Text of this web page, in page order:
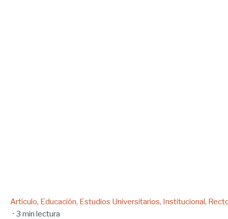
Artículo Educación Estudios Universitarios Institucional
3 min lectura